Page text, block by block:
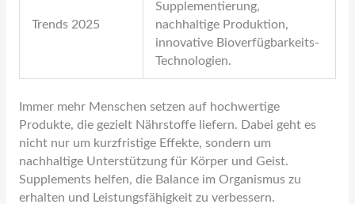
Trends 2025
Supplementierung,
nachhaltige Produktion,
innovative Bioverfügbarkeits-
Technologien.
Immer mehr Menschen setzen auf hochwertige
Produkte, die gezielt Nährstoffe liefern. Dabei geht es
nicht nur um kurzfristige Effekte, sondern um
nachhaltige Unterstützung für Körper und Geist.
Supplements helfen, die Balance im Organismus zu
erhalten und Leistungsfähigkeit zu verbessern.